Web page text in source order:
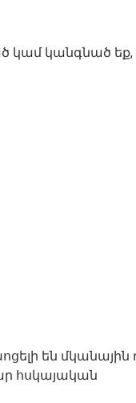
կամ կանգնած
են մկանային
հսկայական